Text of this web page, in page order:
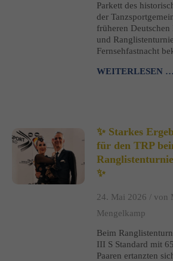
Parkett des
der
früheren Deutschen
und
Fernsehfastnacht
WEITERLESEN …
✨ Starkes
für den TRP
✨
24. Mai 2026 / von
Mengelkamp
Beim
III S Standard mit
Paaren ertanzten